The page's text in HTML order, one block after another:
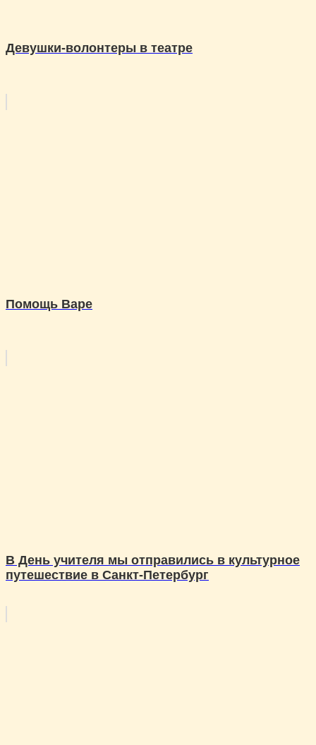
Девушки-волонтеры в театре
Помощь Варе
В День учителя мы отправились в культурное
путешествие в Санкт-Петербург